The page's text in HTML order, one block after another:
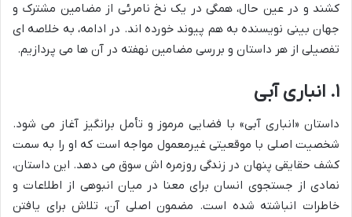
کشند و در عین حال، همگی در یک نخ نامرئی از مضامین مشترک و
جهان بینی نویسنده به هم پیوند خورده اند. در ادامه، به خلاصه ای
تفصیلی از هر داستان و بررسی مضامین نهفته در آن ها می پردازیم.
۱. انباری آبی
داستان «انباری آبی» با فضایی مرموز و تأمل برانگیز آغاز می شود.
شخصیت اصلی با موقعیتی غیرمعمول مواجه است که او را به سمت
کشف حقایقی پنهان در زندگی روزمره اش سوق می دهد. این داستان،
نمادی از جستجوی انسان برای معنا در میان انبوهی از اطلاعات و
خاطرات انباشته شده است. مضمون اصلی آن، تلاش برای یافتن